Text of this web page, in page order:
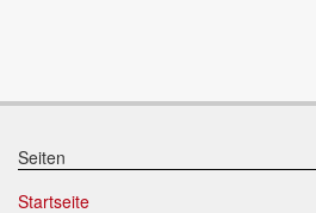
Wir weisen eindringlich darauf hin,
einverstanden sind und diese
Seiten
Startseite